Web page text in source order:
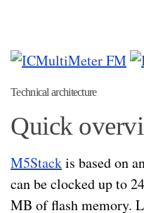
Technical architecture
Quick
M5Stackis based on
can be clocked up to
MB of flash memory.